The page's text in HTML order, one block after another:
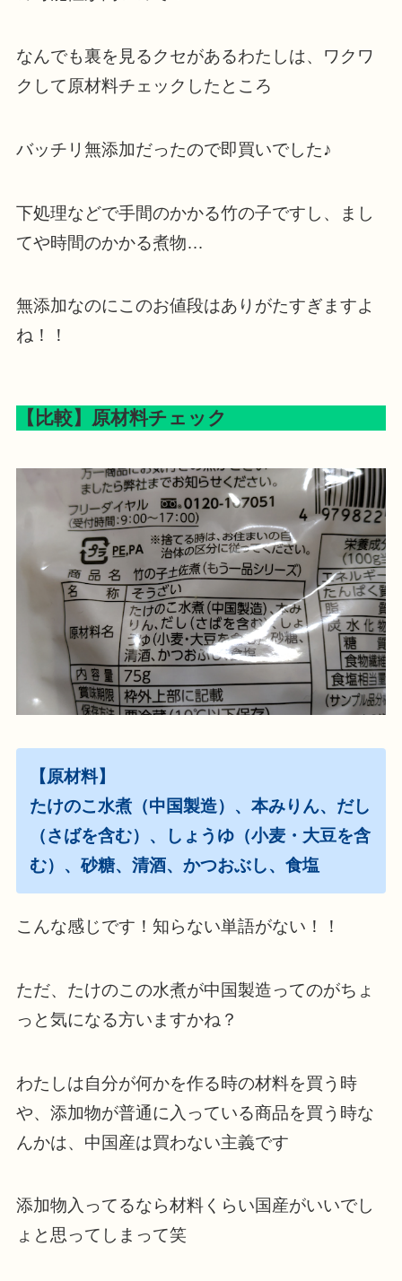
なんでも裏を見るクセがあるわたしは、ワクワ
クして原材料チェックしたところ
バッチリ無添加だったので即買いでした♪
下処理などで手間のかかる竹の子ですし、まし
てや時間のかかる煮物…
無添加なのにこのお値段はありがたすぎますよ
ね！！
【比較】原材料チェック
【原材料】
たけのこ水煮（中国製造）、本みりん、だし
（さばを含む）、しょうゆ（小麦・大豆を含
む）、砂糖、清酒、かつおぶし、食塩
こんな感じです！知らない単語がない！！
ただ、たけのこの水煮が中国製造ってのがちょ
っと気になる方いますかね？
わたしは自分が何かを作る時の材料を買う時
や、添加物が普通に入っている商品を買う時な
んかは、中国産は買わない主義です
添加物入ってるなら材料くらい国産がいいでし
ょと思ってしまって笑